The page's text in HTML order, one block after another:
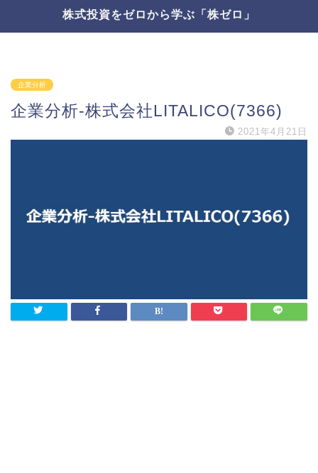
株式投資をゼロから学ぶ「株ゼロ」
企業分析
企業分析-株式会社LITALICO(7366)
2021年4月21日